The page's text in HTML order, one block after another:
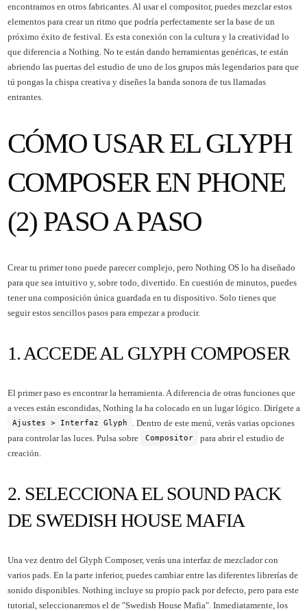
encontramos en otros fabricantes. Al usar el compositor, puedes mezclar estos
elementos para crear un ritmo que podría perfectamente ser la base de un
próximo éxito de festival. Es esta conexión con la cultura y la creatividad lo
que diferencia a Nothing. No te están dando herramientas genéricas, te están
abriendo las puertas del estudio de uno de los grupos más legendarios para que
tú pongas la chispa creativa y diseñes la banda sonora de tus llamadas
entrantes.
CÓMO USAR EL GLYPH
COMPOSER EN PHONE
(2) PASO A PASO
Crear tu primer tono puede parecer complejo, pero Nothing OS lo ha diseñado
para que sea intuitivo y, sobre todo, divertido. En cuestión de minutos, puedes
tener una composición única guardada en tu dispositivo. Solo tienes que
seguir estos sencillos pasos para empezar a producir.
1. ACCEDE AL GLYPH COMPOSER
El primer paso es encontrar la herramienta. A diferencia de otras funciones que
a veces están escondidas, Nothing la ha colocado en un lugar lógico. Dirígete a
Ajustes > Interfaz Glyph
. Dentro de este menú, verás varias opciones
para controlar las luces. Pulsa sobre
Compositor
para abrir el estudio de
creación.
2. SELECCIONA EL SOUND PACK
DE SWEDISH HOUSE MAFIA
Una vez dentro del Glyph Composer, verás una interfaz de mezclador con
varios pads. En la parte inferior, puedes cambiar entre las diferentes librerías de
sonido disponibles. Nothing incluye su propio pack por defecto, pero para este
tutorial, seleccionaremos el de "Swedish House Mafia". Inmediatamente, los